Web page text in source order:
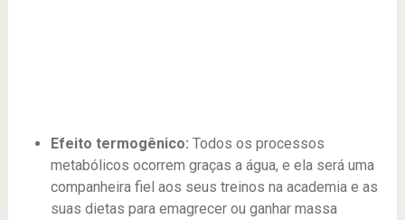
Efeito termogênico: Todos os processos
metabólicos ocorrem graças a água, e ela será uma
companheira fiel aos seus treinos na academia e as
suas dietas para emagrecer ou ganhar massa